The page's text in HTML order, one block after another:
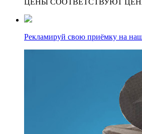
ЦЕНЫ СООТВЕТСТВУЮТ
Рекламируй свою приёмку на